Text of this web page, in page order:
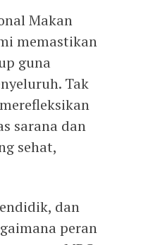
Makan
memastikan
guna
Tak
sarana dan
sehat,
dan
peran